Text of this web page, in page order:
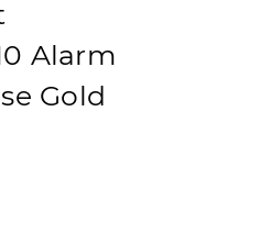
Alarm
Gold